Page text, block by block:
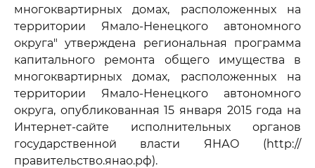
многоквартирных домах, расположенных на
территории Ямало-Ненецкого автономного
округа" утверждена региональная программа
капитального ремонта общего имущества в
многоквартирных домах, расположенных на
территории Ямало-Ненецкого автономного
округа, опубликованная 15 января 2015 года на
Интернет-сайте исполнительных органов
государственной власти ЯНАО (http://
правительство.янао.рф).